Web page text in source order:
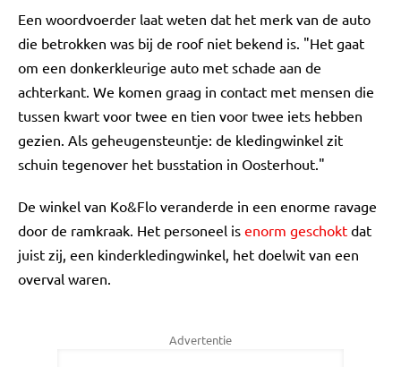
Een woordvoerder laat weten dat het merk van de auto
die betrokken was bij de roof niet bekend is. "Het gaat
om een donkerkleurige auto met schade aan de
achterkant. We komen graag in contact met mensen die
tussen kwart voor twee en tien voor twee iets hebben
gezien. Als geheugensteuntje: de kledingwinkel zit
schuin tegenover het busstation in Oosterhout."
De winkel van Ko&Flo veranderde in een enorme ravage
door de ramkraak. Het personeel is enorm geschokt dat
juist zij, een kinderkledingwinkel, het doelwit van een
overval waren.
Advertentie